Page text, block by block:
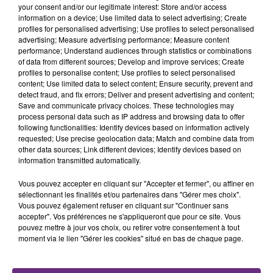
LA CENTRALE NUCLÉAIRE DE CHOOZ
TOUJOURS À L'ARRÊT
Cela fait déjà une semaine que la centrale
nucléaire ardennaise est à l'arrêt. Une situation
justifiée par la sécheresse intense qui est toujours
présente.
LE MAGASIN JOUÉCLUB DE REIMS FERME
SES PORTES
your consent and/or our legitimate interest: Store and/or access
information on a device; Use limited data to select advertising; Create
profiles for personalised advertising; Use profiles to select personalised
advertising; Measure advertising performance; Measure content
performance; Understand audiences through statistics or combinations
of data from different sources; Develop and improve services; Create
profiles to personalise content; Use profiles to select personalised
content; Use limited data to select content; Ensure security, prevent and
detect fraud, and fix errors; Deliver and present advertising and content;
Save and communicate privacy choices. These technologies may
process personal data such as IP address and browsing data to offer
following functionalities: Identify devices based on information actively
requested; Use precise geolocation data; Match and combine data from
other data sources; Link different devices; Identify devices based on
information transmitted automatically.
Vous pouvez accepter en cliquant sur "Accepter et fermer", ou affiner en
sélectionnant les finalités et/ou partenaires dans "Gérer mes choix".
Vous pouvez également refuser en cliquant sur "Continuer sans
accepter". Vos préférences ne s'appliqueront que pour ce site. Vous
pouvez mettre à jour vos choix, ou retirer votre consentement à tout
moment via le lien "Gérer les cookies" situé en bas de chaque page.